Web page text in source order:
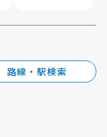
路線・駅検索